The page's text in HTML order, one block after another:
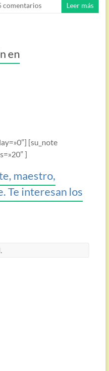
comentarios Leer más
en
[su_note
]
maestro,
Te interesan los